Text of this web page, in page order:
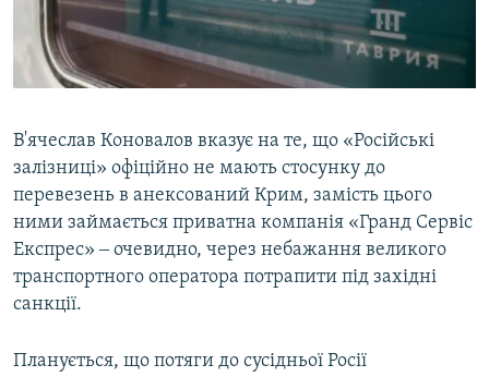
В'ячеслав Коновалов вказує на те, що «Російські
залізниці» офіційно не мають стосунку до
перевезень в анексований Крим, замість цього
ними займається приватна компанія «Гранд Сервіс
Експрес» ‒ очевидно, через небажання великого
транспортного оператора потрапити під західні
санкції.
Планується, що потяги до сусідньої Росії